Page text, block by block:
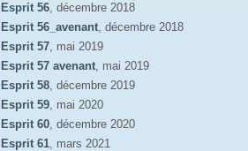
Esprit 56, décembre 2018
Esprit 56_avenant, décembre 2018
Esprit 57, mai 2019
Esprit 57 avenant, mai 2019
Esprit 58, décembre 2019
Esprit 59, mai 2020
Esprit 60, décembre 2020
Esprit 61, mars 2021